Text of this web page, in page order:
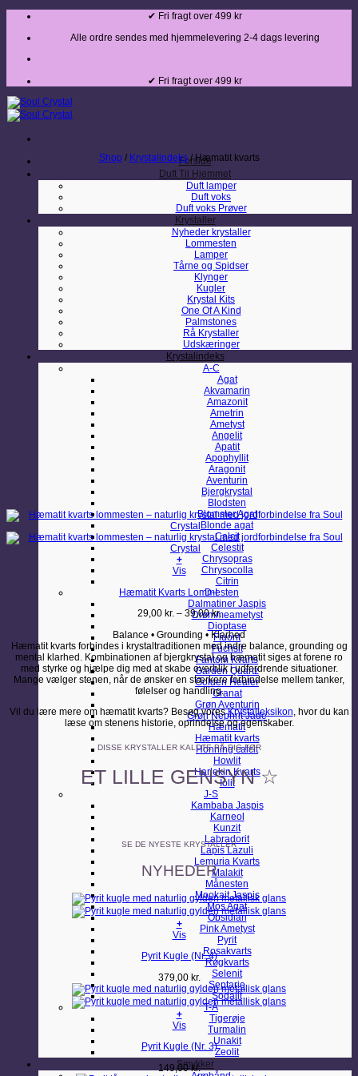
Fortsæt
indhold
✔ Fri fragt over 499 kr
Alle ordre sendes med hjemmelevering 2-4 dags levering
✔ Fri fragt over 499 kr
Forside
Duft Til Hjemmet
Duft lamper
Duft voks
Duft voks Prøver
Krystaller
Nyheder krystaller
Lommesten
Lamper
Tårne og Spidser
Klynger
Kugler
Krystal Kits
One Of A Kind
Palmstones
Rå Krystaller
Udskæringer
Krystalindeks
A-C
Agat
Akvamarin
Amazonit
Ametrin
Ametyst
Angelit
Apatit
Apophyllit
Aragonit
Aventurin
Bjergkrystal
Blodsten
Blomster Agat
Blonde agat
Calcit
Celestit
Chrysopras
Chrysocolla
Citrin
D-I
Dalmatiner Jaspis
Drømmeametyst
Dioptase
Fluorit
Fuchsit
Fantom Kvarts
Garden Quartz
Golden Healer
Granat
Grøn Aventurin
Grøn Nephrit Jade
Hæmatit
Hæmatit kvarts
Honning calcit
Howlit
Harlekin Kvarts
Iolit
J-S
Kambaba Jaspis
Karneol
Kunzit
Labradorit
Lapis Lazuli
Lemuria Kvarts
Malakit
Månesten
Mookait Jaspis
Mos Agat
Obsidian
Pink Ametyst
Pyrit
Rosakvarts
Røgkvarts
Selenit
Septarie
Sodalit
T-Å
Tigerøje
Turmalin
Unakit
Zeolit
Smykker
Shop / Krystalindeks /Hæmatit kvarts
+
Dette
har
flere
varianter.
Mulighederne
kan
vælges
på
varesiden
Vis
Hæmatit Kvarts Lommesten
29,00 kr. – 39,00kr.Prisinterval:
29,00 kr.
til
39,00 kr.
Balance • Grounding • Klarhed
Hæmatit kvarts forbindes i krystaltraditionen med indre balance, grounding og
mental klarhed. Kombinationen af bjergkrystal og hæmatit siges at forene ro
med styrke og hjælpe dig med at skabe overblik i udfordrende situationer.
Mange vælger stenen, når de ønsker en stærkere forbindelse mellem tanker,
følelser og handling.
Vil du lære mere om hæmatit kvarts? Besøg voresKrystalleksikon, hvor du kan
læse om stenens historie, oprindelse og egenskaber.
DISSE KRYSTALLER KALDTE PÅ DIG FØR
ET LILLE GENSYN ☆
SE DE NYESTE KRYSTALLER
NYHEDER
+
Vis
Pyrit Kugle (Nr. 4)
379,00 kr.
+
Vis
Pyrit Kugle (Nr. 3)
149,00kr.